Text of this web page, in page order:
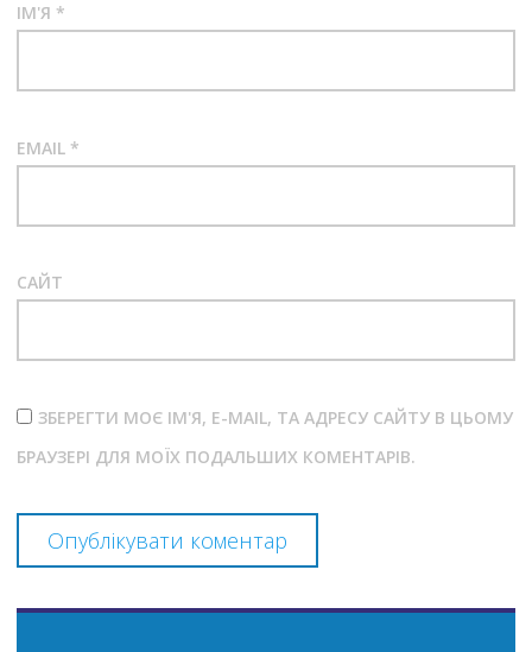
ІМ'Я *
EMAIL *
САЙТ
ЗБЕРЕГТИ МОЄ ІМ'Я, E-MAIL, ТА АДРЕСУ САЙТУ В ЦЬОМУ
БРАУЗЕРІ ДЛЯ МОЇХ ПОДАЛЬШИХ КОМЕНТАРІВ.